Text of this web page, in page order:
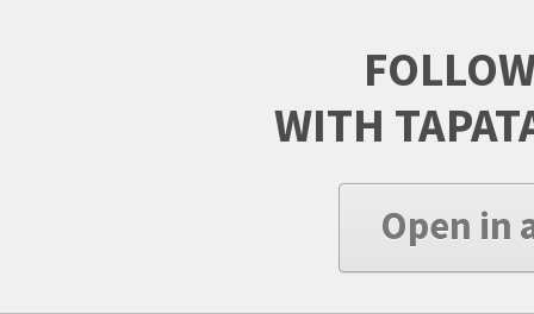
WITH
Open in